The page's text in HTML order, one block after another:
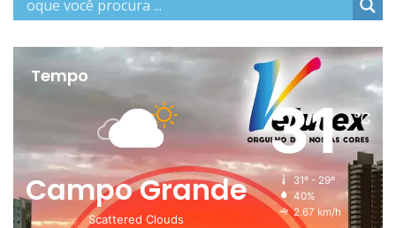
Tempo
Campo Grande
Scattered Clouds
31℃
31º - 29º
40%
2.67 km/h